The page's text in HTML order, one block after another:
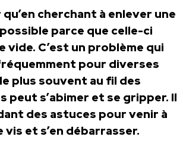
cherchant à enlever une
parce que celle-ci
vide. C’est un problème qui
pour diverses
plus souvent au fil des
peut s’abimer et se gripper. Il
des astuces pour venir à
et s’en débarrasser.